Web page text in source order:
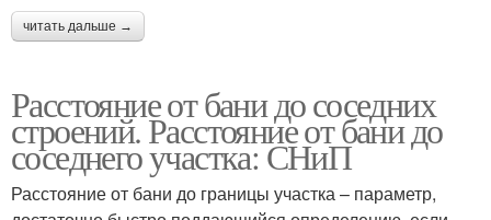
читать дальше →
Расстояние от бани до соседних
строений. Расстояние от бани до
соседнего участка: СНиП
Расстояние от бани до границы участка – параметр,